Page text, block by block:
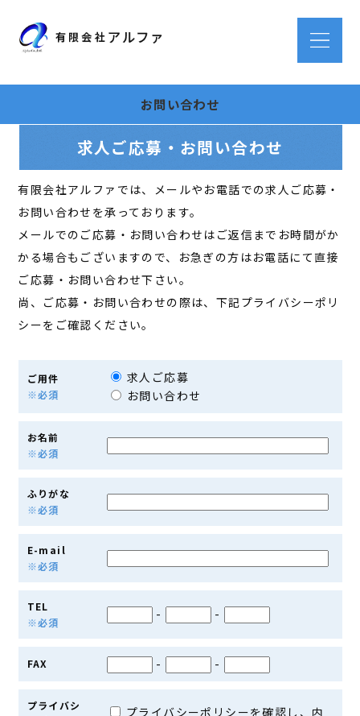
お問い合わせ
求人ご応募・お問い合わせ
有限会社アルファでは、メールやお電話での求人ご応募・
お問い合わせを承っております。
メールでのご応募・お問い合わせはご返信までお時間がか
かる場合もございますので、お急ぎの方はお電話にて直接
ご応募・お問い合わせ下さい。
尚、ご応募・お問い合わせの際は、下記プライバシーポリ
シーをご確認ください。
ご用件
※必須
求人ご応募
お問い合わせ
お名前
※必須
ふりがな
※必須
E-mail
※必須
TEL
※必須
- -
FAX - -
プライバシ
プライバシーポリシーを確認し、内